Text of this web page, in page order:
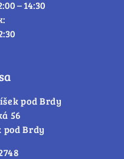
– 14:30
pod Brdy
56
pod Brdy